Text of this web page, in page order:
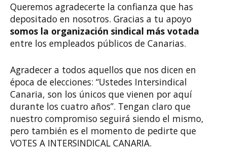
Queremos agradecerte la confianza que has
depositado en nosotros. Gracias a tu apoyo
somos la organización sindical más votada
entre los empleados públicos de Canarias.
Agradecer a todos aquellos que nos dicen en
época de elecciones: “Ustedes Intersindical
Canaria, son los únicos que vienen por aquí
durante los cuatro años”. Tengan claro que
nuestro compromiso seguirá siendo el mismo,
pero también es el momento de pedirte que
VOTES A INTERSINDICAL CANARIA.